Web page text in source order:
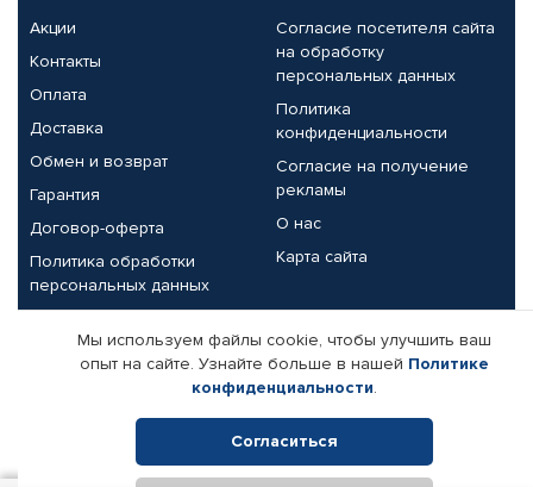
Акции
Контакты
Оплата
Доставка
Обмен и возврат
Гарантия
Договор-оферта
Политика обработки
персональных данных
Согласие посетителя сайта
на обработку
персональных данных
Политика
конфиденциальности
Согласие на получение
рекламы
О нас
Карта сайта
Партнерам
Корпоративным клиентам
Поставщикам
Реквизиты компании
Мы используем файлы cookie, чтобы улучшить ваш
опыт на сайте. Узнайте больше в нашей Политике
конфиденциальности.
Согласиться